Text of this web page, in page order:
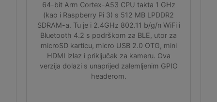
64-bit Arm Cortex-A53 CPU takta 1 GHz
(kao i Raspberry Pi 3) s 512 MB LPDDR2
SDRAM-a. Tu je i 2.4GHz 802.11 b/g/n WiFi i
Bluetooth 4.2 s podrškom za BLE, utor za
microSD karticu, micro USB 2.0 OTG, mini
HDMI izlaz i priključak za kameru. Ova
verzija dolazi s unaprijed zalemljenim GPIO
headerom.